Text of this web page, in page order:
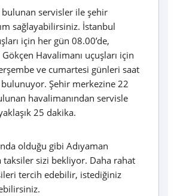
bulunan servisler ile şehir
sağlayabilirsiniz. İstanbul
için her gün 08.00’de,
Havalimanı uçuşları için
ve cumartesi günleri saat
bulunuyor. Şehir merkezine 22
havalimanından servisle
25 dakika.
olduğu gibi Adıyaman
taksiler sizi bekliyor. Daha rahat
tercih edebilir, istediğiniz